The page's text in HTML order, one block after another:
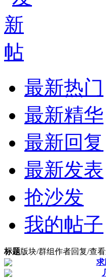
最新热门
最新精华
最新回复
最新发表
抢沙发
我的帖子
标题版块/群组作者回复/查看
求